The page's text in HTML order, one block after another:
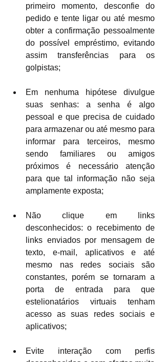
primeiro momento, desconfie do
pedido e tente ligar ou até mesmo
obter a confirmação pessoalmente
do possível empréstimo, evitando
assim transferências para os
golpistas;
Em nenhuma hipótese divulgue
suas senhas: a senha é algo
pessoal e que precisa de cuidado
para armazenar ou até mesmo para
informar para terceiros, mesmo
sendo familiares ou amigos
próximos é necessário atenção
para que tal informação não seja
amplamente exposta;
Não clique em links
desconhecidos: o recebimento de
links enviados por mensagem de
texto, e-mail, aplicativos e até
mesmo nas redes sociais são
constantes, porém se tornaram a
porta de entrada para que
estelionatários virtuais tenham
acesso as suas redes sociais e
aplicativos;
Evite interação com perfis